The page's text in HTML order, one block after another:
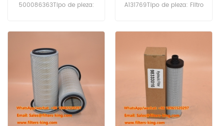
500086363Tipo de pieza:
piezas500086363 Filtro de
aceite Referencia cruzada
72516587 BT7237 4897898
Uso para Iveco ML100E18
ML100E19 ML100E21 ML110EL18
ML110EL20,etc.
A131769Tipo de pieza: Filtro
DoosanCantidad mínima
de pedido: 20
piezasA131769 Filtro de aire
Referencia cruzada SL81373
Uso para Doosan D35S-2
D40S-2 D40SC D40SC-2
D40SC-5 D45S-2 G40S-7